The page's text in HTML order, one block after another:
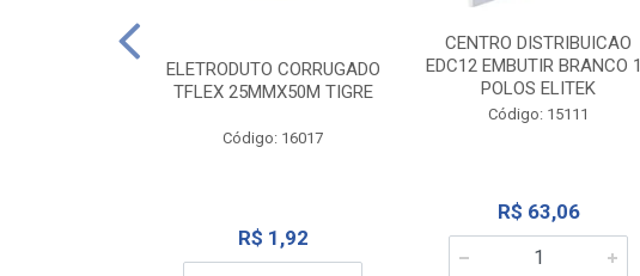
ELETRODUTO CORRUGADO
TFLEX 25MMX50M TIGRE
Código: 16017
R$ 1,92
CENTRO DISTRIBUICAO
EDC12 EMBUTIR BRANCO
POLOS ELITEK
Código: 15111
R$ 63,06